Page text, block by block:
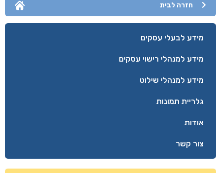
חזרה לבית
מידע לבעלי עסקים
מידע למנהלי רישוי עסקים
מידע למנהלי שילוט
גלריית תמונות
אודות
צור קשר